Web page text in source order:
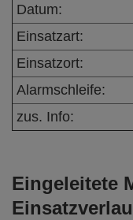
Datum:
Einsatzart:
Einsatzort:
Alarmschleife:
zus. Info:
Eingeleitete